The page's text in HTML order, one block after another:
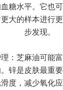
糖水平。它也
大的样本进行
步发现。
：芝麻油可能
锌是皮肤最重
度，减少氧化